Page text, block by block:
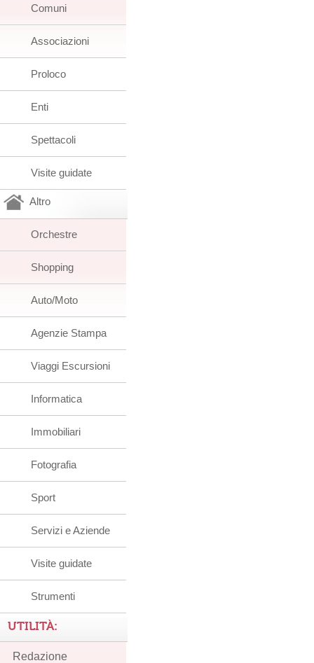
Comuni
Associazioni
Proloco
Enti
Spettacoli
Visite guidate
Altro
Orchestre
Shopping
Auto/Moto
Agenzie Stampa
Viaggi Escursioni
Informatica
Immobiliari
Fotografia
Sport
Servizi e Aziende
Visite guidate
Strumenti
UTILITÀ:
Redazione